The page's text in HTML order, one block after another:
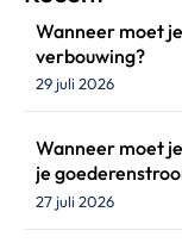
Wanneer moet
verbouwing?
29 juli 2026
Wanneer moet
je
27 juli 2026